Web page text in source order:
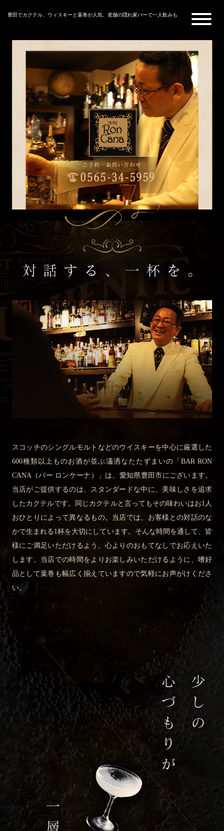
豊田でカクテル、ウィスキーと葉巻が人気、老舗の隠れ家バーで一人飲みも
スコッチのシングルモルトなどのウイスキーを中心に厳選した
600種類以上ものお酒が並ぶ瀟洒なたたずまいの「BAR RON
CANA（バー ロンケーナ）」は、愛知県豊田市にございます。
当店がご提供するのは、スタンダードな中に、美味しさを追求
したカクテルです。同じカクテルと言ってもその味わいはお1人
おひとりによって異なるもの。当店では、お客様との対話のな
かで生まれる1杯を大切にしています。そんな時間を通して、皆
様にご満足いただけるよう、心よりのおもてなしでお応えいた
します。当店での時間をよりお楽しみいただけるように、嗜好
品として葉巻も幅広く揃えていますので気軽にお声がけくださ
い。